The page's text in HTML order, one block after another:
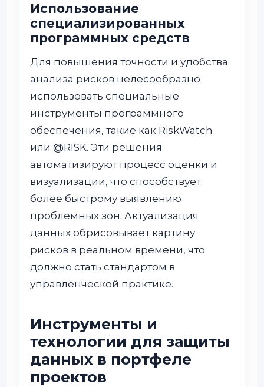
Использование
специализированных
программных средств
Для повышения точности и удобства
анализа рисков целесообразно
использовать специальные
инструменты программного
обеспечения, такие как RiskWatch
или @RISK. Эти решения
автоматизируют процесс оценки и
визуализации, что способствует
более быстрому выявлению
проблемных зон. Актуализация
данных обрисовывает картину
рисков в реальном времени, что
должно стать стандартом в
управленческой практике.
Инструменты и
технологии для защиты
данных в портфеле
проектов